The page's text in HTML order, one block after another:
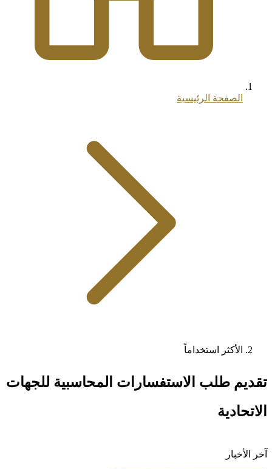
الصفحة الرئيسية
الأكثر استخداماً
تقديم طلب الاستفسارات المحاسبية للجهات
الاتحادية
آخر الأخبار